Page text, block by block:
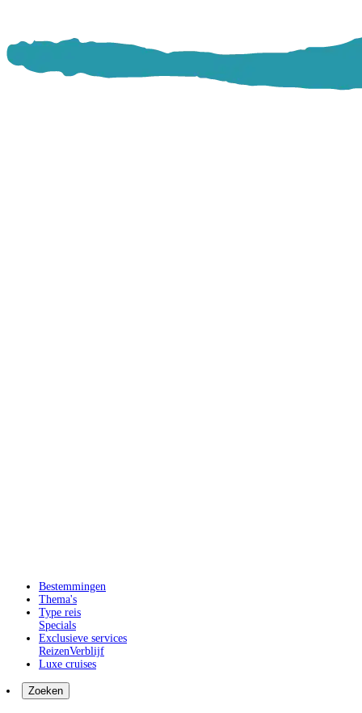
Bestemmingen
Thema's
Type reis
Specials
Exclusieve services
ReizenVerblijf
Luxe cruises
Zoeken